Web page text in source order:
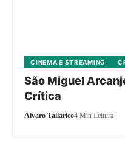
CINEMA E STREAMING
São Miguel
Crítica
Alvaro Tallarico4 Min Leitura